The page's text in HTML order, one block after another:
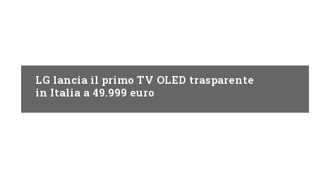
LG lancia il primo TV OLED trasparente
in Italia a 49.999 euro